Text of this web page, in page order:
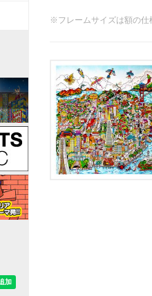
※フレームサイズは額の仕